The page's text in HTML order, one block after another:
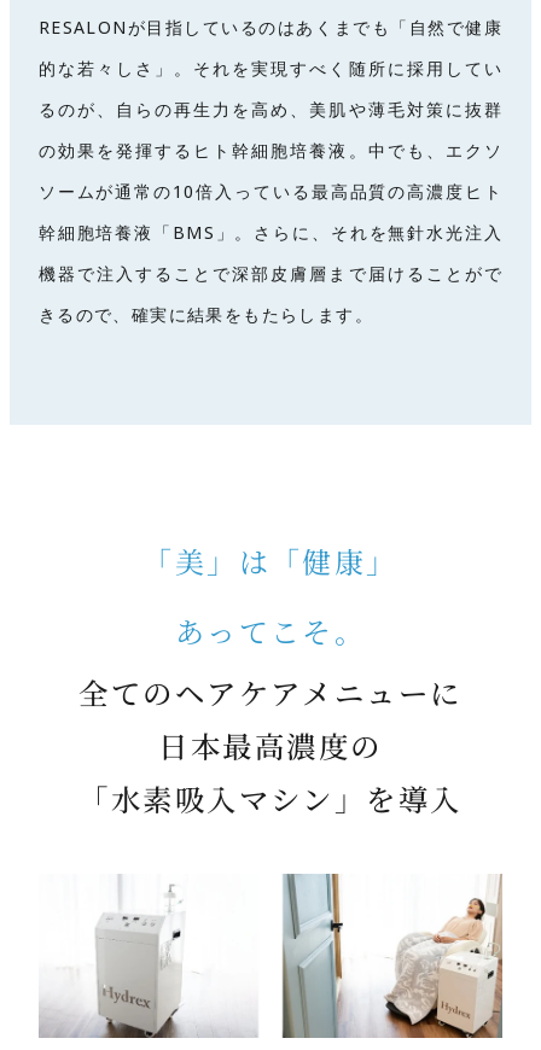
RESALONが目指しているのはあくまでも「自然で健康
的な若々しさ」。それを実現すべく随所に採用してい
るのが、自らの再生力を高め、美肌や薄毛対策に抜群
の効果を発揮するヒト幹細胞培養液。中でも、エクソ
ソームが通常の10倍入っている最高品質の高濃度ヒト
幹細胞培養液「BMS」。さらに、それを無針水光注入
機器で注入することで深部皮膚層まで届けることがで
きるので、確実に結果をもたらします。
「美」は「健康」
あってこそ。
全てのヘアケアメニューに
日本最高濃度の
「水素吸入マシン」を導入